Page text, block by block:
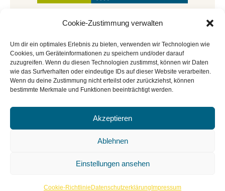
Cookie-Zustimmung verwalten
Um dir ein optimales Erlebnis zu bieten, verwenden wir Technologien wie
Cookies, um Geräteinformationen zu speichern und/oder darauf
zuzugreifen. Wenn du diesen Technologien zustimmst, können wir Daten
wie das Surfverhalten oder eindeutige IDs auf dieser Website verarbeiten.
Wenn du deine Zustimmung nicht erteilst oder zurückziehst, können
bestimmte Merkmale und Funktionen beeinträchtigt werden.
Akzeptieren
Ablehnen
Einstellungen ansehen
Cookie-Richtlinie Datenschutzerklärung Impressum
© Copyright 2022 - 2026 | Mitmachbar der
Cookie-Richtlinie